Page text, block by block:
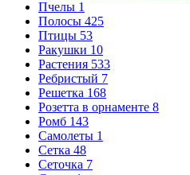
Пчелы 1
Полосы 425
Птицы 53
Ракушки 10
Растения 533
Ребристый 7
Решетка 168
Розетта в орнаменте 8
Ромб 143
Самолеты 1
Сетка 48
Сеточка 7